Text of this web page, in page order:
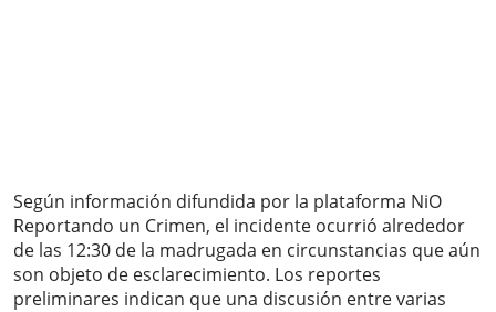
Según información difundida por la plataforma NiO
Reportando un Crimen, el incidente ocurrió alrededor
de las 12:30 de la madrugada en circunstancias que aún
son objeto de esclarecimiento. Los reportes
preliminares indican que una discusión entre varias